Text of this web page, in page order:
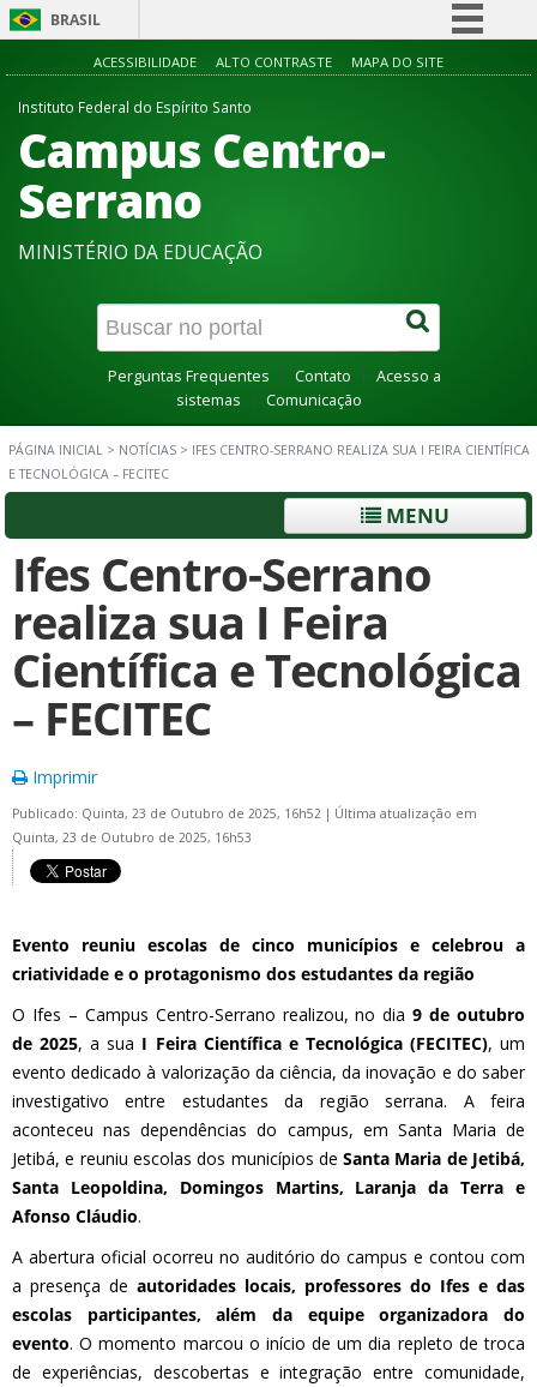
BRASIL
Simplifique!
Acesso à informação
ACESSIBILIDADE ALTO CONTRASTE MAPA DO SITE
Instituto Federal do Espírito Santo
Campus Centro-
Serrano
MINISTÉRIO DA EDUCAÇÃO
Perguntas Frequentes Contato
Acesso a
sistemas
Comunicação
PÁGINA INICIAL > NOTÍCIAS > IFES CENTRO-SERRANO REALIZA SUA I FEIRA CIENTÍFICA
E TECNOLÓGICA – FECITEC
MENU
Ifes Centro-Serrano
realiza sua I Feira
Científica e Tecnológica
– FECITEC
Imprimir
Publicado: Quinta, 23 de Outubro de 2025, 16h52 | Última atualização em
Quinta, 23 de Outubro de 2025, 16h53
Evento reuniu escolas de cinco municípios e celebrou a
criatividade e o protagonismo dos estudantes da região
O Ifes – Campus Centro-Serrano realizou, no dia9 de outubro
de 2025, a sua I Feira Científica e Tecnológica (FECITEC), um
evento dedicado à valorização da ciência, da inovação e do saber
investigativo entre estudantes da região serrana. A feira
aconteceu nas dependências do campus, em Santa Maria de
Jetibá, e reuniu escolas dos municípios deSanta Maria de Jetibá,
Santa Leopoldina, Domingos Martins, Laranja da Terra e
Afonso Cláudio.
A abertura oficial ocorreu no auditório do campus e contou com
a presença de autoridades locais, professores do Ifes e das
escolas participantes, além da equipe organizadora do
evento. O momento marcou o início de um dia repleto de troca
de experiências, descobertas e integração entre comunidade,